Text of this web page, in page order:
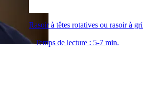
Rasoir à têtes rotatives ou rasoir à
Temps de lecture : 5-7 min.